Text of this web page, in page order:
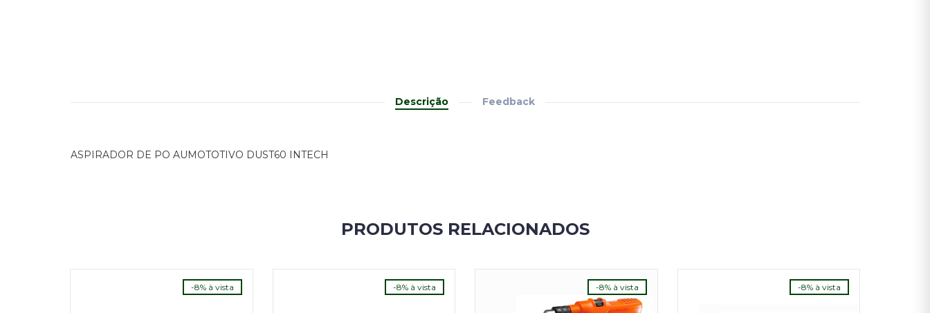
Descrição Feedback
ASPIRADOR DE PO AUMOTOTIVO DUST60 INTECH
PRODUTOS RELACIONADOS
-8% à vista -8% à vista -8% à vista -8% à vista